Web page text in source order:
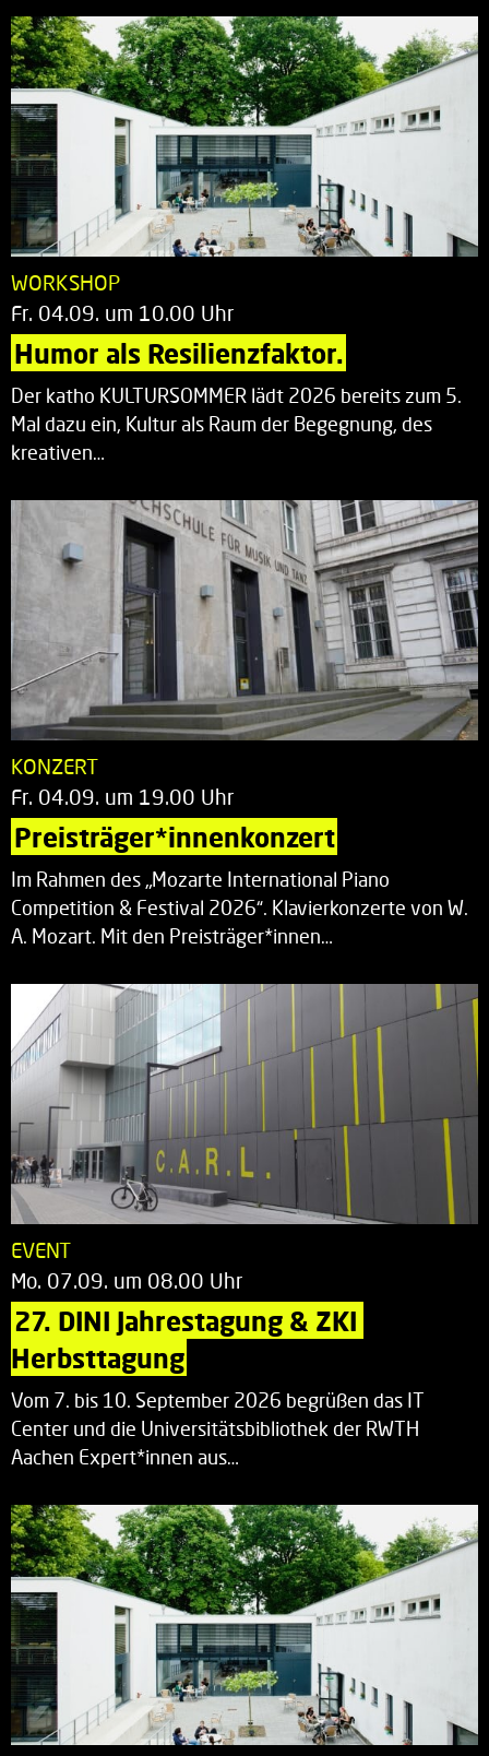
WORKSHOP
Fr. 04.09. um 10.00 Uhr
Humor als Resilienzfaktor.
Der katho KULTURSOMMER lädt 2026 bereits zum 5.
Mal dazu ein, Kultur als Raum der Begegnung, des
kreativen…
KONZERT
Fr. 04.09. um 19.00 Uhr
Preisträger*innenkonzert
Im Rahmen des „Mozarte International Piano
Competition & Festival 2026“. Klavierkonzerte von W.
A. Mozart. Mit den Preisträger*innen…
EVENT
Mo. 07.09. um 08.00 Uhr
27. DINI Jahrestagung & ZKI
Herbsttagung
Vom 7. bis 10. September 2026 begrüßen das IT
Center und die Universitätsbibliothek der RWTH
Aachen Expert*innen aus…